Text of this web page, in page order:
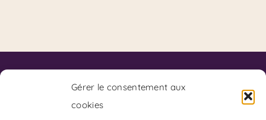
Gérer le consentement aux
cookies
Contact
Code de Déontologie du SKPF
Code de Déontologie du Coaching
Charte de Déontologie des Arts Divinatoires: